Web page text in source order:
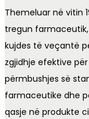
Themeluar në vitin
tregun
kujdes të veçantë
zgjidhje efektive
përmbushjes së
farmaceutike dhe
qasje në produkte